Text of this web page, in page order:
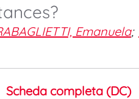
Emanuela;
Scheda completa (DC)